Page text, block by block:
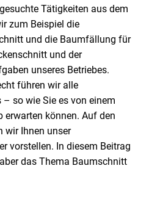
Tätigkeiten aus dem
zum Beispiel die
und die Baumfällung für
und der
unseres Betriebes.
führen wir alle
so wie Sie es von einem
erwarten können. Auf den
wir Ihnen unser
vorstellen. In diesem Beitrag
das Thema Baumschnitt